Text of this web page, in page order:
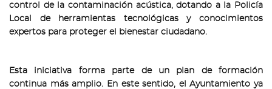
control de la contaminación acústica, dotando a la Policía
Local de herramientas tecnológicas y conocimientos
expertos para proteger el bienestar ciudadano.
Esta iniciativa forma parte de un plan de formación
continua más amplio. En este sentido, el Ayuntamiento ya